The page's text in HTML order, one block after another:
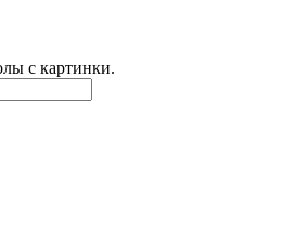
с картинки.